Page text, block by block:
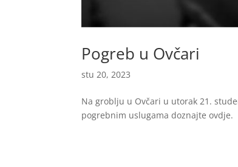
Pogreb u Ovčari
stu 20, 2023
Na groblju u Ovčari u utorak 21.
pogrebnim uslugama doznajte ovdje.